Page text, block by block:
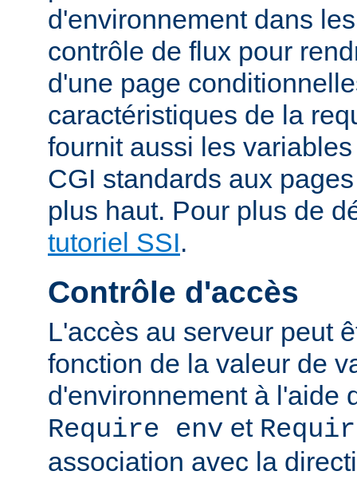
d'environnement dans
contrôle de flux pour
d'une page
caractéristiques de la
fournit aussi les
CGI standards aux
plus haut. Pour plus de
tutoriel SSI.
Contrôle d'accès
L'accès au serveur peut
fonction de la valeur de
d'environnement à l'aide
Require env et
association avec la